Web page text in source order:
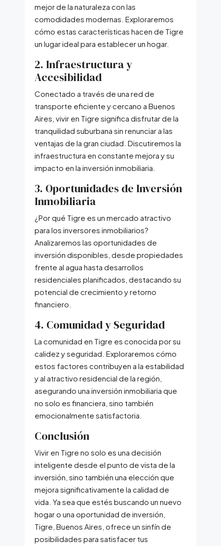
mejor de la naturaleza con las
comodidades modernas. Exploraremos
cómo estas características hacen de Tigre
un lugar ideal para establecer un hogar.
2. Infraestructura y
Accesibilidad
Conectado a través de una red de
transporte eficiente y cercano a Buenos
Aires, vivir en Tigre significa disfrutar de la
tranquilidad suburbana sin renunciar a las
ventajas de la gran ciudad. Discutiremos la
infraestructura en constante mejora y su
impacto en la inversión inmobiliaria.
3. Oportunidades de Inversión
Inmobiliaria
¿Por qué Tigre es un mercado atractivo
para los inversores inmobiliarios?
Analizaremos las oportunidades de
inversión disponibles, desde propiedades
frente al agua hasta desarrollos
residenciales planificados, destacando su
potencial de crecimiento y retorno
financiero.
4. Comunidad y Seguridad
La comunidad en Tigre es conocida por su
calidez y seguridad. Exploraremos cómo
estos factores contribuyen a la estabilidad
y al atractivo residencial de la región,
asegurando una inversión inmobiliaria que
no solo es financiera, sino también
emocionalmente satisfactoria.
Conclusión
Vivir en Tigre no solo es una decisión
inteligente desde el punto de vista de la
inversión, sino también una elección que
mejora significativamente la calidad de
vida. Ya sea que estés buscando un nuevo
hogar o una oportunidad de inversión,
Tigre, Buenos Aires, ofrece un sinfín de
posibilidades para satisfacer tus